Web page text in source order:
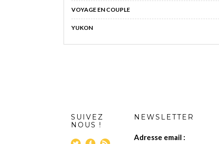
VOYAGE EN COUPLE
YUKON
SUIVEZ
NOUS !
NEWSLETTER
Adresse email :